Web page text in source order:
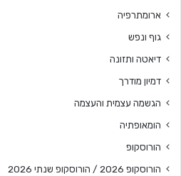
ארומתרפיה
גוף ונפש
דיאטה ותזונה
דמיון מודרך
הגשמה עצמית והעצמה
הומאופתיה
הורוסקופ
הורוסקופ 2026 / הורוסקופ שנתי 2026